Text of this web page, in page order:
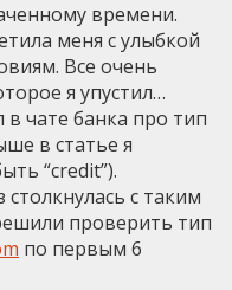
времени.
меня с улыбкой
Все очень
я упустил…
чате банка про тип
в статье я
“credit”).
с таким
проверить тип
по первым 6